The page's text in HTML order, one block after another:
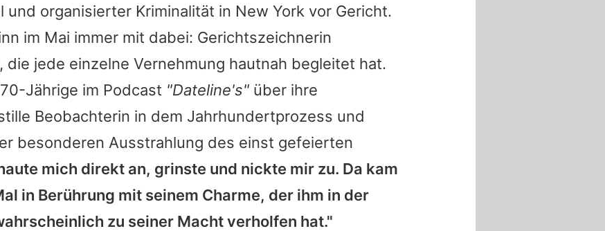
App runterladen
Team
Redaktionelle Richtlinien
Impressum
Datenschutzerklärung
Nutzungsbedingungen
Utiq verwalten
und organisierter Kriminalität in New York vor Gericht.
im Mai immer mit dabei: Gerichtszeichnerin
die jede einzelne Vernehmung hautnah begleitet hat.
Jährige im Podcast "Dateline's" über ihre
Beobachterin in dem Jahrhundertprozess und
besonderen Ausstrahlung des einst gefeierten
mich direkt an, grinste und nickte mir zu. Da kam
in Berührung mit seinem Charme, der ihm in der
zu seiner Macht verholfen hat."